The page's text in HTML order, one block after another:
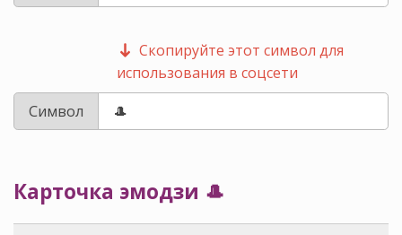
Скопируйте этот символ для
использования в соцсети
Символ
Карточка эмодзи 🎩